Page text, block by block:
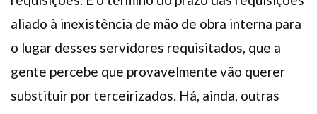
aliado à inexistência de mão de obra interna para
o lugar desses servidores requisitados, que a
gente percebe que provavelmente vão querer
substituir por terceirizados. Há, ainda, outras